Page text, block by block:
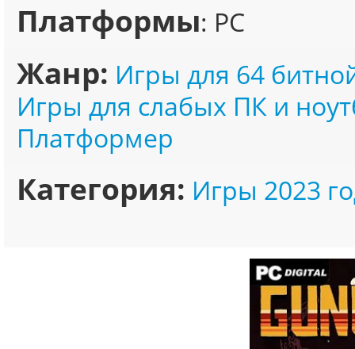
Платформы: PC
Жанр: Игры для 64
Игры для слабых ПК и
Платформер
Категория: Игры 2023